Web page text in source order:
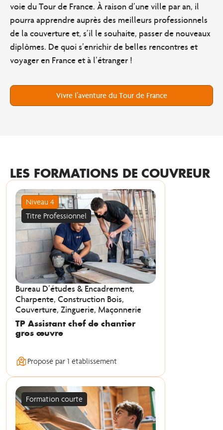
voie du Tour de France. À raison d’une ville par an, il
pourra apprendre auprès des meilleurs professionnels
de la couverture et, s’il le souhaite, passer de nouveaux
diplômes. De quoi s’enrichir de belles rencontres et
voyager en France et à l’étranger !
Vivre l’aventure du Tour de France
LES FORMATIONS DE COUVREUR
Niveau 4
Titre Professionnel
Bureau D’études & Encadrement,
Charpente, Construction Bois,
Couverture, Zinguerie, Maçonnerie
TP Assistant chef de chantier
gros œuvre
Proposé par 1 établissement
Formation courte